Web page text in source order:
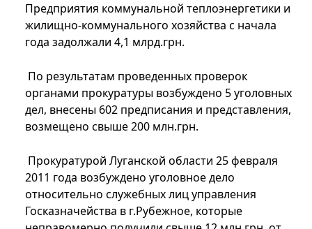
Предприятия коммунальной теплоэнергетики и
жилищно-коммунального хозяйства с начала
года задолжали 4,1 млрд.грн.
По результатам проведенных проверок
органами прокуратуры возбуждено 5 уголовных
дел, внесены 602 предписания и представления,
возмещено свыше 200 млн.грн.
Прокуратурой Луганской области 25 февраля
2011 года возбуждено уголовное дело
относительно служебных лиц управления
Госказначейства в г.Рубежное, которые